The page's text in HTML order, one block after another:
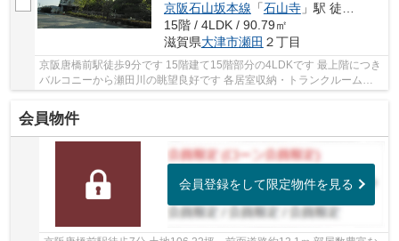
京阪石山坂本線 「石山寺」駅 徒歩16分
15階 / 4LDK / 90.79㎡
滋賀県大津市瀬田 ２丁目
京阪唐橋前駅徒歩9分です 15階建て15階部分の4LDKです 最上階につき
バルコニーから瀬田川の眺望良好です 各居室収納・トランクルーム・
会員物件
会員登録をして限定物件を見る